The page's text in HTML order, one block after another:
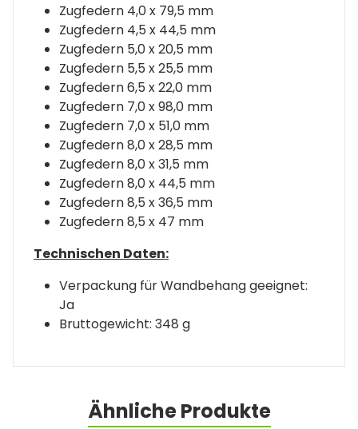
Zugfedern 4,0 x 79,5 mm
Zugfedern 4,5 x 44,5 mm
Zugfedern 5,0 x 20,5 mm
Zugfedern 5,5 x 25,5 mm
Zugfedern 6,5 x 22,0 mm
Zugfedern 7,0 x 98,0 mm
Zugfedern 7,0 x 51,0 mm
Zugfedern 8,0 x 28,5 mm
Zugfedern 8,0 x 31,5 mm
Zugfedern 8,0 x 44,5 mm
Zugfedern 8,5 x 36,5 mm
Zugfedern 8,5 x 47 mm
Technischen Daten:
Verpackung für Wandbehang geeignet:
Ja
Bruttogewicht: 348 g
Ähnliche Produkte